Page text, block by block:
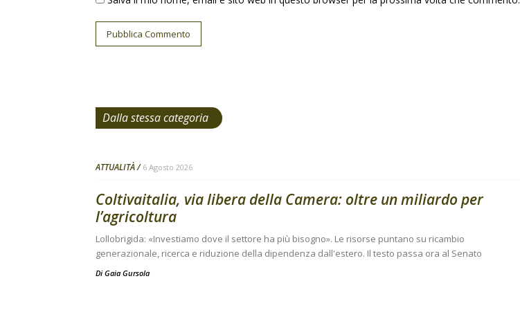
Dalla stessa categoria
ATTUALITÀ 6 Agosto 2026
Coltivaitalia, via libera della Camera: oltre un miliardo per
l’agricoltura
Lollobrigida: «Investiamo dove il settore ha più bisogno». Le risorse puntano su ricambio
generazionale, ricerca e riduzione della dipendenza dall'estero. Il testo passa ora al Senato
Di Gaia Gursola